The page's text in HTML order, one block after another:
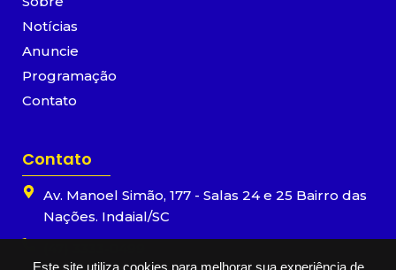
Notícias
Anuncie
Programação
Contato
Contato
Av. Manoel Simão, 177 - Salas 24 e 25 Bairro das
Nações. Indaial/SC